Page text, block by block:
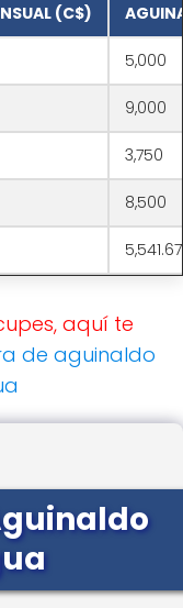
(C$)
5,000
9,000
3,750
8,500
5,541.67
aquí te
de aguinaldo